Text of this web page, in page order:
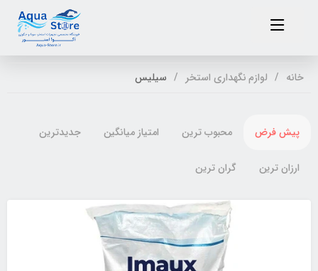
خانه لوازم نگهداری استخر سیلیس
پیش فرض محبوب ترین امتیاز میانگین جدیدترین
ارزان ترین گران ترین